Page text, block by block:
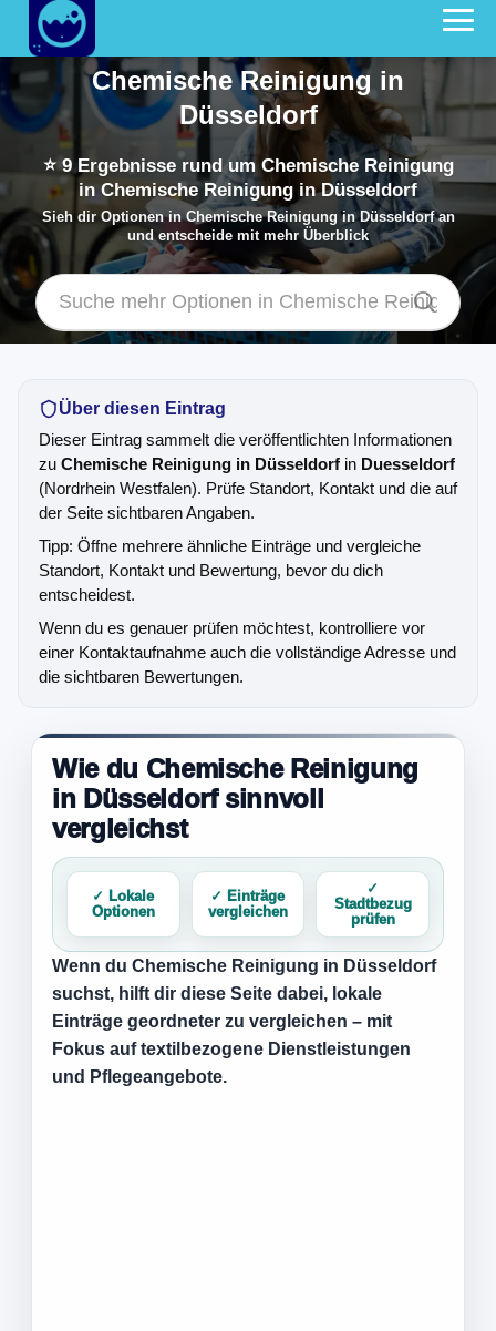
Chemische Reinigung in
Düsseldorf
⭐9Ergebnisse rund um Chemische Reinigung
in Chemische Reinigung in Düsseldorf
Sieh dir Optionen in Chemische Reinigung in Düsseldorf an
und entscheide mit mehr Überblick
Über diesen Eintrag
Dieser Eintrag sammelt die veröffentlichten Informationen
zu Chemische Reinigung in Düsseldorf in Duesseldorf
(Nordrhein Westfalen). Prüfe Standort, Kontakt und die auf
der Seite sichtbaren Angaben.
Tipp: Öffne mehrere ähnliche Einträge und vergleiche
Standort, Kontakt und Bewertung, bevor du dich
entscheidest.
Wenn du es genauer prüfen möchtest, kontrolliere vor
einer Kontaktaufnahme auch die vollständige Adresse und
die sichtbaren Bewertungen.
Wie du Chemische Reinigung
in Düsseldorf sinnvoll
vergleichst
✓ Lokale
Optionen
✓ Einträge
vergleichen
✓
Stadtbezug
prüfen
Wenn du Chemische Reinigung in Düsseldorf
suchst, hilft dir diese Seite dabei, lokale
Einträge geordneter zu vergleichen – mit
Fokus auf textilbezogene Dienstleistungen
und Pflegeangebote.